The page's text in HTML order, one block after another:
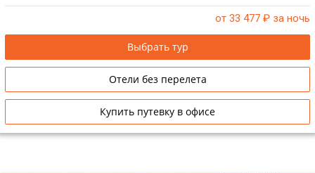
от 33 477 ₽ за ночь
Выбрать тур
Отели без перелета
Купить путевку в офисе
Лучшие отели 3* звезды
Недорогие отели 3*
звезды